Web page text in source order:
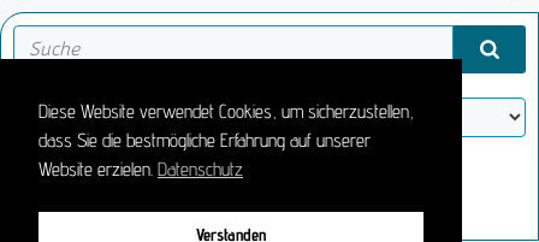
Schlagwörter
Diese Website verwendet Cookies, um sicherzustellen,
dass Sie die bestmögliche Erfahrung auf unserer
Website erzielen. Datenschutz
Verstanden